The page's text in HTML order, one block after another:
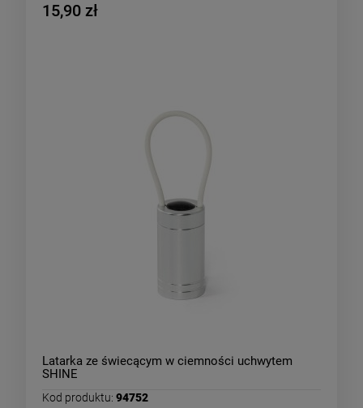
15,90 zł
Latarka ze świecącym w ciemności uchwytem
SHINE
Kod produktu: 94752